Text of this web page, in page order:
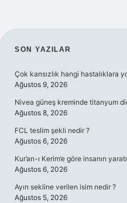
SIDEBAR
SON YAZILAR
Çok kansızlık hangi hastalıklara
Ağustos 9, 2026
Nivea güneş kreminde titanyum
Ağustos 8, 2026
FCL teslim şekli nedir ?
Ağustos 6, 2026
Kur’an-ı Kerim’e göre insanın
Ağustos 6, 2026
Ayın sekline verilen isim nedir ?
Ağustos 5, 2026